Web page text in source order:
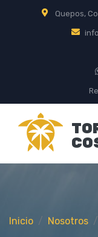
Quepos,
Inicio Nosotros